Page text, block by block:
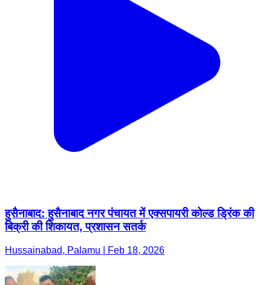
हुसैनाबाद: हुसैनाबाद नगर पंचायत में एक्सपायरी कोल्ड ड्रिंक की
बिक्री की शिकायत, प्रशासन सतर्क
Hussainabad, Palamu | Feb 18, 2026